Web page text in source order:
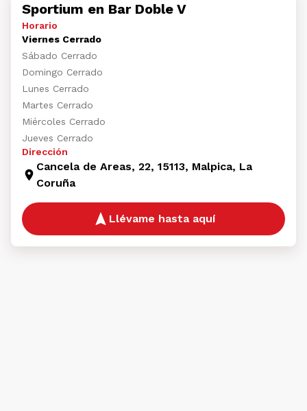
Sportium en Bar Doble V
Horario
Viernes Cerrado
Sábado Cerrado
Domingo Cerrado
Lunes Cerrado
Martes Cerrado
Miércoles Cerrado
Jueves Cerrado
Dirección
Cancela de Areas, 22, 15113, Malpica, La
Coruña
Llévame hasta aquí